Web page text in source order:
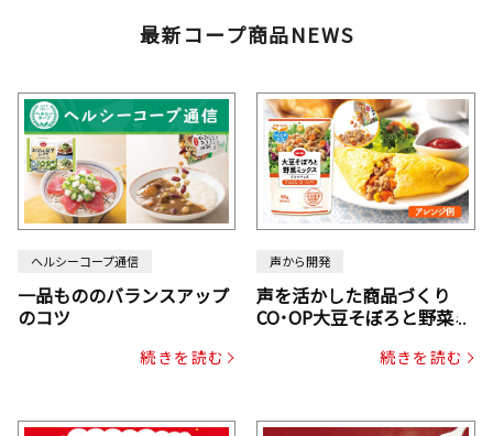
最新コープ商品NEWS
ヘルシーコープ通信
一品もののバランスアップ
のコツ
続きを読む
声から開発
声を活かした商品づくり
CO･OP大豆そぼろと野菜ミ
じん・コーン入り）続きを読む